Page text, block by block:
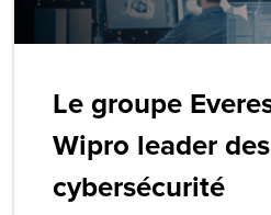
Le groupe
Wipro leader
cybersécurité